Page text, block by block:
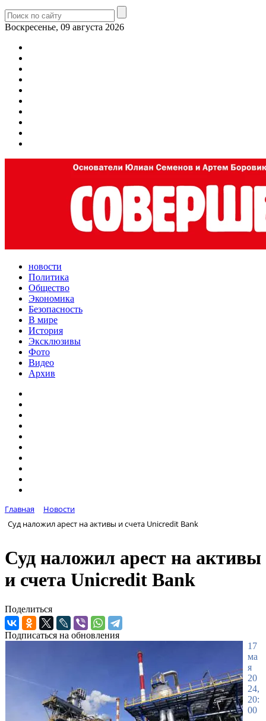
Воскресенье, 09 августа 2026
новости
Политика
Общество
Экономика
Безопасность
В мире
История
Эксклюзивы
Фото
Видео
Архив
Главная
Новости
Суд наложил арест на активы и счета Unicredit Bank
Суд наложил арест на активы
и счета Unicredit Bank
Поделиться
Подписаться на обновления
17
ма
я
20
24,
20:
00